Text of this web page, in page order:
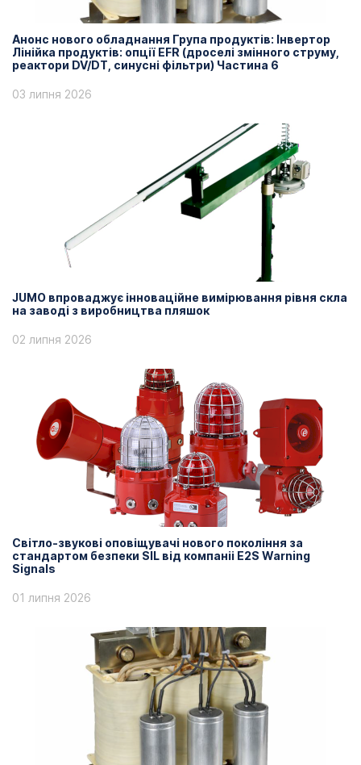
Анонс нового обладнання Група продуктів: Інвертор
Лінійка продуктів: опції EFR (дроселі змінного струму,
реактори DV/DT, синусні фільтри) Частина 6
03 липня 2026
JUMO впроваджує інноваційне вимірювання рівня скла
на заводі з виробництва пляшок
02 липня 2026
Світло-звукові оповіщувачі нового покоління за
стандартом безпеки SIL від компаніі E2S Warning
Signals
01 липня 2026